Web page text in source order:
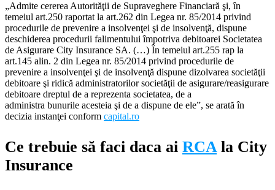
„Admite cererea Autorităţii de Supraveghere Financiară şi, în
temeiul art.250 raportat la art.262 din Legea nr. 85/2014 privind
procedurile de prevenire a insolvenţei şi de insolvenţă, dispune
deschiderea procedurii falimentului împotriva debitoarei Societatea
de Asigurare City Insurance SA. (…) În temeiul art.255 rap la
art.145 alin. 2 din Legea nr. 85/2014 privind procedurile de
prevenire a insolvenţei şi de insolvenţă dispune dizolvarea societăţii
debitoare şi ridică administratorilor societăţii de asigurare/reasigurare
debitoare dreptul de a reprezenta societatea, de a
administra bunurile acesteia şi de a dispune de ele”, se arată în
decizia instanţei conform capital.ro
Ce trebuie să faci daca ai RCAla City
Insurance